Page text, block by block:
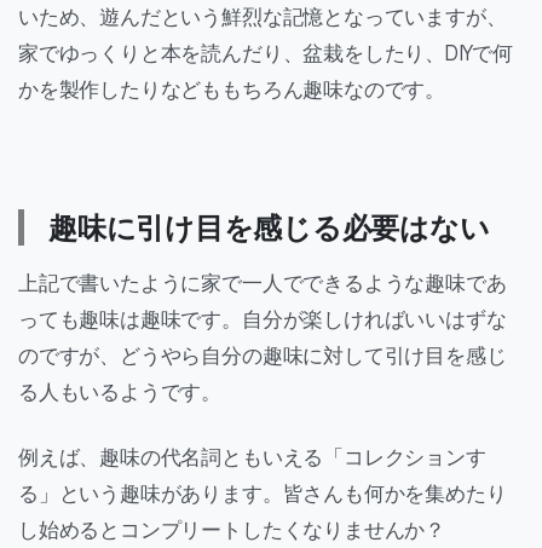
いため、遊んだという鮮烈な記憶となっていますが、
家でゆっくりと本を読んだり、盆栽をしたり、DIYで何
かを製作したりなどももちろん趣味なのです。
趣味に引け目を感じる必要はない
上記で書いたように家で一人でできるような趣味であ
っても趣味は趣味です。自分が楽しければいいはずな
のですが、どうやら自分の趣味に対して引け目を感じ
る人もいるようです。
例えば、趣味の代名詞ともいえる「コレクションす
る」という趣味があります。皆さんも何かを集めたり
し始めるとコンプリートしたくなりませんか？